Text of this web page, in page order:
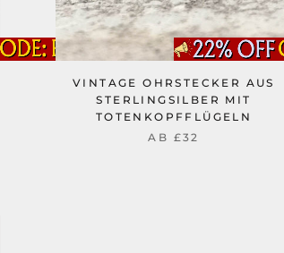
VINTAGE OHRSTECKER AUS
STERLINGSILBER MIT
TOTENKOPFFLÜGELN
AB £32